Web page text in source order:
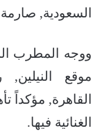
السعودية,
ووجه المطرب
موقع
القاهرة, مؤكداً
الغنائية فيها.